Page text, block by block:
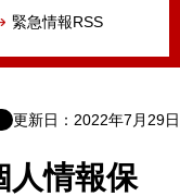
緊急情報RSS
更新日：2022年7月29日
人情報保